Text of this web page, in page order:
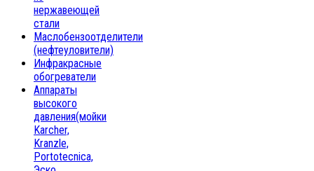
нержавеющей
стали
Маслобензоотделители
(нефтеуловители)
Инфракрасные
обогреватели
Аппараты
высокого
давления(мойки
Karcher,
Kranzle,
Portotecnica,